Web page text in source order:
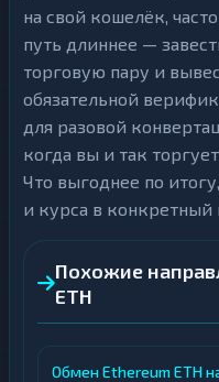
на свой кошелёк,
путь длиннее —
торговую пару и
обязательной
для разовой
когда вы и так
Что выгоднее по
и курса в конкретный
Похожие
ETH
Обмен Ethereum ETH